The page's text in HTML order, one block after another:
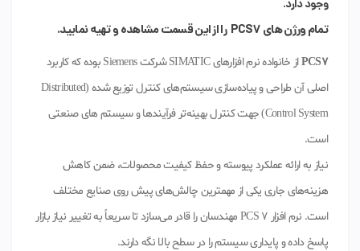
وجود دارد.
تمام ورژن های PCS7 را از این قسمت مشاهده و تهیه نمایید.
PCS7
از خانواده نرم افزارهای SIMATIC شرکت Siemens بوده که کاربرد
اصلی آن طراحی و پیاده‌سازی سیستم‌های کنترل توزیع شده (Distributed
Control System) جهت کنترل بهینه‌تر فرآیندها و سیستم های صنعتی
است.
نیاز به ارائه عملکرد پیوسته و حفظ کیفیت محصولات، ضمن کاهش
هزینه‌های جاری یکی از مهمترین چالش‌های پیش روی صنایع مختلف
است. نرم افزار PCS 7 مهندسان را قادر می‌سازد تا سریعاً به تغییر نیاز بازار
پاسخ داده و پایداری سیستم را در سطح بالا نگه دارند.